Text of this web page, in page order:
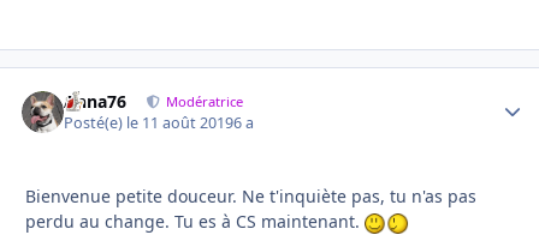
Anna76 Modératrice
Posté(e) le 11 août 20196 a
Bienvenue petite douceur. Ne t'inquiète pas, tu n'as pas
perdu au change. Tu es à CS maintenant.